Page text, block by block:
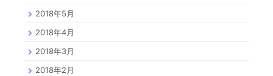
2018年5月
2018年4月
2018年3月
2018年2月